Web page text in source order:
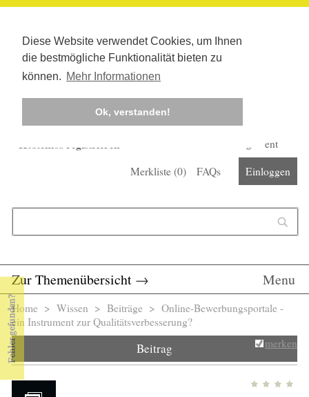
Diese Website verwendet Cookies, um Ihnen
die bestmögliche Funktionalität bieten zu
können. Mehr Informationen
Ok, verstanden!
Kostenlos registrieren
Corona-Management
Merkliste (0) FAQs Einloggen
Zur Themenübersicht → Menu
Sie sind hier
Home > Wissen > Beiträge > Online-Bewerbungsportale -
ein Instrument zur Qualitätsverbesserung?
Beitrag merken